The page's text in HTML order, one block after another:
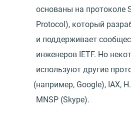
основаны на протоколе
Protocol), который
и поддерживает
инженеров IETF. Но
используют другие
(например, Google), IAX,
MNSP (Skype).